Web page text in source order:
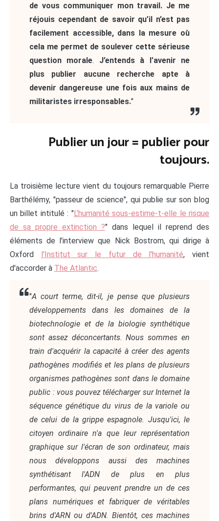
de vous communiquer mon travail. Je me
réjouis cependant de savoir qu’il n’est pas
facilement accessible, dans la mesure où
cela me permet de soulever cette sérieuse
question morale. J’entends à l’avenir ne
plus publier aucune recherche apte à
devenir dangereuse une fois aux mains de
militaristes irresponsables."
Publier un jour = publier pour
toujours.
La troisième lecture vient du toujours remarquable Pierre
Barthélémy, "passeur de science", qui publie sur son blog
un billet intitulé : "L'humanité sous-estime-t-elle le risque
de sa propre extinction ?" dans lequel il reprend des
éléments de l'interview que Nick Bostrom, qui dirige à
Oxford
l'Institut sur le futur de l'humanité, vient
d'accorder à The Atlantic.
"A court terme, dit-il, je pense que plusieurs
développements dans les domaines de la
biotechnologie et de la biologie synthétique
sont assez déconcertants. Nous sommes en
train d'acquérir la capacité à créer des agents
pathogènes modifiés et les plans de plusieurs
organismes pathogènes sont dans le domaine
public : vous pouvez télécharger sur Internet la
séquence génétique du virus de la variole ou
de celui de la grippe espagnole. Jusqu'ici, le
citoyen ordinaire n'a que leur représentation
graphique sur l'écran de son ordinateur, mais
nous développons aussi des machines
synthétisant l'ADN de plus en plus
performantes, qui peuvent prendre un de ces
plans numériques et fabriquer de véritables
brins d'ARN ou d'ADN. Bientôt, ces machines